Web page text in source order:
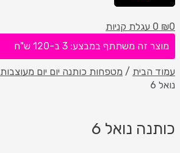
₪0
0 עגלת קניות
מוצר זה משתתף במבצע: 3 ב-120 ש"ח
עמוד הבית / מטפחות כותנה יום יום מעוצבות
נואל 6
כותנה נואל 6